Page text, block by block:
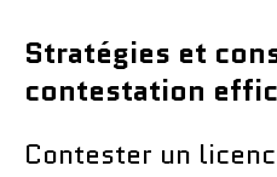
Stratégies et
contestation
Contester un